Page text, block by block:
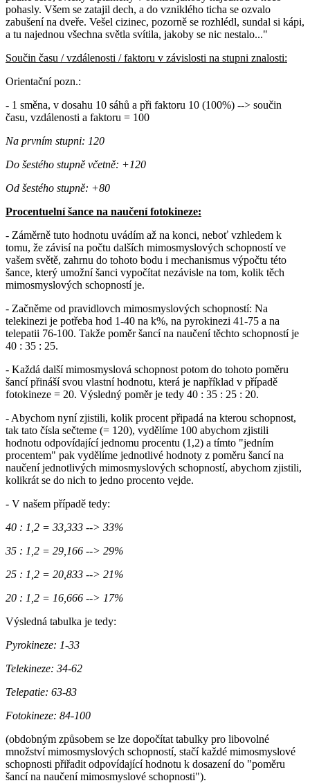
pohasly. Všem se zatajil dech, a do vzniklého ticha se ozvalo
zabušení na dveře. Vešel cizinec, pozorně se rozhlédl, sundal si kápi,
a tu najednou všechna světla svítila, jakoby se nic nestalo..."
Součin času / vzdálenosti / faktoru v závislosti na stupni znalosti:
Orientační pozn.:
- 1 směna, v dosahu 10 sáhů a při faktoru 10 (100%) --> součin
času, vzdálenosti a faktoru = 100
Na prvním stupni: 120
Do šestého stupně včetně: +120
Od šestého stupně: +80
Procentuelní šance na naučení fotokineze:
- Záměrně tuto hodnotu uvádím až na konci, neboť vzhledem k
tomu, že závisí na počtu dalších mimosmyslových schopností ve
vašem světě, zahrnu do tohoto bodu i mechanismus výpočtu této
šance, který umožní šanci vypočítat nezávisle na tom, kolik těch
mimosmyslových schopností je.
- Začněme od pravidlovch mimosmyslových schopností: Na
telekinezi je potřeba hod 1-40 na k%, na pyrokinezi 41-75 a na
telepatii 76-100. Takže poměr šancí na naučení těchto schopností je
40 : 35 : 25.
- Každá další mimosmyslová schopnost potom do tohoto poměru
šancí přináší svou vlastní hodnotu, která je například v případě
fotokineze = 20. Výsledný poměr je tedy 40 : 35 : 25 : 20.
- Abychom nyní zjistili, kolik procent připadá na kterou schopnost,
tak tato čísla sečteme (= 120), vydělíme 100 abychom zjistili
hodnotu odpovídající jednomu procentu (1,2) a tímto "jedním
procentem" pak vydělíme jednotlivé hodnoty z poměru šancí na
naučení jednotlivých mimosmyslových schopností, abychom zjistili,
kolikrát se do nich to jedno procento vejde.
- V našem případě tedy:
40 : 1,2 = 33,333 --> 33%
35 : 1,2 = 29,166 --> 29%
25 : 1,2 = 20,833 --> 21%
20 : 1,2 = 16,666 --> 17%
Výsledná tabulka je tedy:
Pyrokineze: 1-33
Telekineze: 34-62
Telepatie: 63-83
Fotokineze: 84-100
(obdobným způsobem se lze dopočítat tabulky pro libovolné
množství mimosmyslových schopností, stačí každé mimosmyslové
schopnosti přiřadit odpovídající hodnotu k dosazení do "poměru
šancí na naučení mimosmyslové schopnosti").